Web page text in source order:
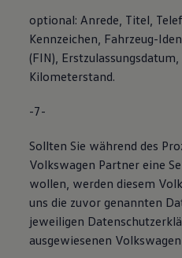
optional: Anrede, Titel,
Kennzeichen, Fahrzeug-
(FIN),
Kilometerstand.
-7-
Sollten Sie während des
Volkswagen Partner eine
wollen, werden diesem
uns die zuvor genannten
jeweiligen
ausgewiesenen